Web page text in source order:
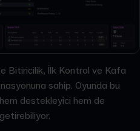
Bitiricilik, İlk Kontrol ve Kafa
sahip. Oyunda bu
destekleyici hem de